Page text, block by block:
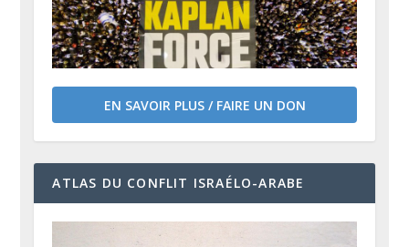
EN SAVOIR PLUS / FAIRE UN DON
ATLAS DU CONFLIT ISRAÉLO-ARABE